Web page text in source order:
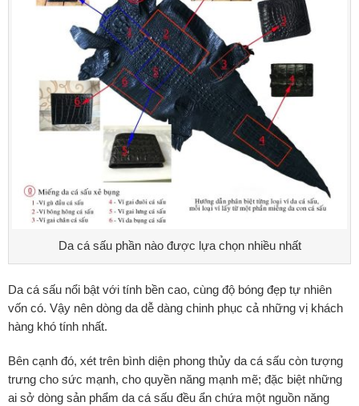
Da cá sấu phần nào được lựa chọn nhiều nhất
Da cá sấu nổi bật với tính bền cao, cùng độ bóng đẹp tự nhiên
vốn có. Vậy nên dòng da dễ dàng chinh phục cả những vị khách
hàng khó tính nhất.
Bên cạnh đó, xét trên bình diện phong thủy da cá sấu còn tượng
trưng cho sức mạnh, cho quyền năng mạnh mẽ; đặc biệt những
ai sở dòng sản phẩm da cá sấu đều ẩn chứa một nguồn năng